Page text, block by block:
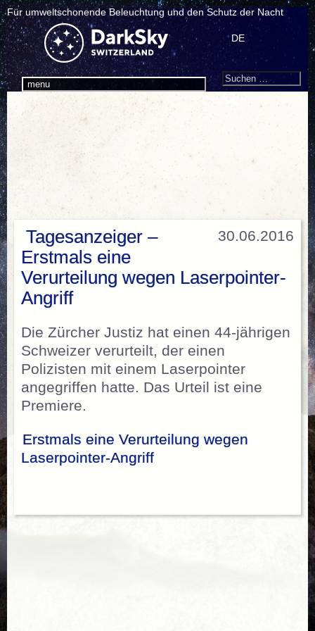
Für umweltschonende Beleuchtung und den Schutz der Nacht
menu
DE
Search
Suchen
30.06.2016
Tagesanzeiger –
Erstmals eine
Verurteilung wegen Laserpointer-
Angriff
Die Zürcher Justiz hat einen 44-jährigen
Schweizer verurteilt, der einen
Polizisten mit einem Laserpointer
angegriffen hatte. Das Urteil ist eine
Premiere.
Erstmals eine Verurteilung wegen
Laserpointer-Angriff